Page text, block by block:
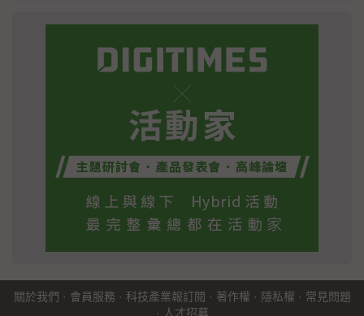
關於我們 · 會員服務 · 科技產業報訂閱 · 著作權 · 隱私權 · 常見問題
· 人才招募